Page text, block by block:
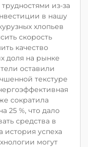
из-за
в нашу
хлопьев
скорость
качество
доля на рынке
оставили
текстуре
сократила
25 %, что дало
средства в
успеха
могут